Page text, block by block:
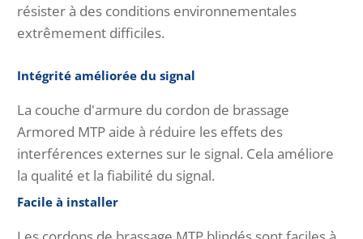
résister à des conditions environnementales
extrêmement difficiles.
Intégrité améliorée du signal
La couche d'armure du cordon de brassage
Armored MTP aide à réduire les effets des
interférences externes sur le signal. Cela améliore
la qualité et la fiabilité du signal.
Facile à installer